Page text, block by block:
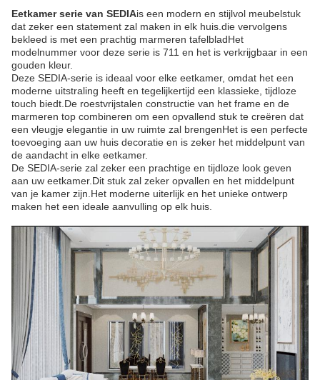
Eetkamer serie van SEDIAis een modern en stijlvol meubelstuk
dat zeker een statement zal maken in elk huis.die vervolgens
bekleed is met een prachtig marmeren tafelbladHet
modelnummer voor deze serie is 711 en het is verkrijgbaar in een
gouden kleur.
Deze SEDIA-serie is ideaal voor elke eetkamer, omdat het een
moderne uitstraling heeft en tegelijkertijd een klassieke, tijdloze
touch biedt.De roestvrijstalen constructie van het frame en de
marmeren top combineren om een opvallend stuk te creëren dat
een vleugje elegantie in uw ruimte zal brengenHet is een perfecte
toevoeging aan uw huis decoratie en is zeker het middelpunt van
de aandacht in elke eetkamer.
De SEDIA-serie zal zeker een prachtige en tijdloze look geven
aan uw eetkamer.Dit stuk zal zeker opvallen en het middelpunt
van je kamer zijn.Het moderne uiterlijk en het unieke ontwerp
maken het een ideale aanvulling op elk huis.